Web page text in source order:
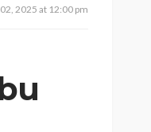
2025 at 12:00 pm